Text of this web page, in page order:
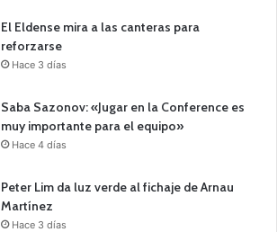
El Eldense mira a las canteras para
reforzarse
Hace 3 días
Saba Sazonov: «Jugar en la Conference es
muy importante para el equipo»
Hace 4 días
Peter Lim da luz verde al fichaje de Arnau
Martínez
Hace 3 días